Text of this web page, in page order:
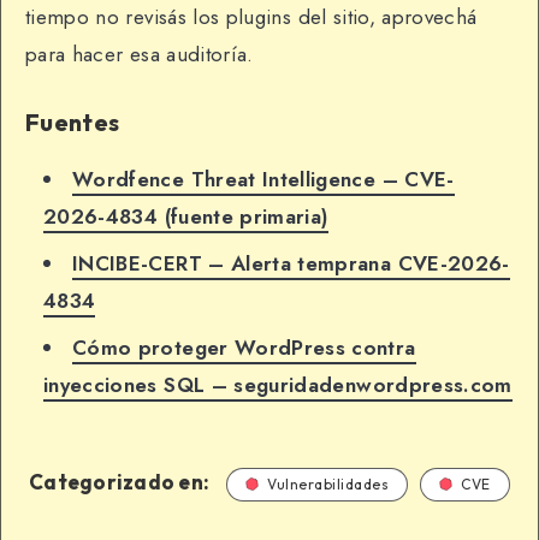
tiempo no revisás los plugins del sitio, aprovechá
para hacer esa auditoría.
Fuentes
Wordfence Threat Intelligence – CVE-
2026-4834 (fuente primaria)
INCIBE-CERT – Alerta temprana CVE-2026-
4834
Cómo proteger WordPress contra
inyecciones SQL – seguridadenwordpress.com
Categorizado en: Vulnerabilidades CVE